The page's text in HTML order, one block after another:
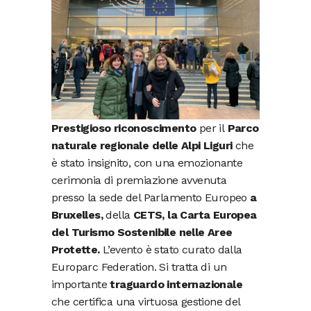
Prestigioso riconoscimento per ilParco
naturale regionale delle Alpi Liguriche
è stato insignito, con una emozionante
cerimonia di premiazione avvenuta
presso la sede del Parlamento Europeo a
Bruxelles,della CETS, la Carta Europea
del Turismo Sostenibile nelle Aree
Protette.L’evento è stato curato dalla
Europarc Federation. Si tratta di un
importantetraguardo internazionale
che certifica una virtuosa gestione del